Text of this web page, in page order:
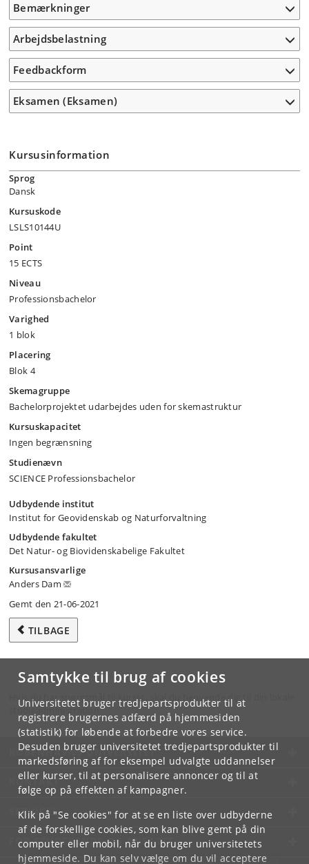
Samtykke til brug af cookies
Universitetet bruger tredjepartsprodukter til at
registrere brugernes adfærd på hjemmesiden
(statistik) for løbende at forbedre vores service.
Desuden bruger universitetet tredjepartsprodukter til
markedsføring af for eksempel udvalgte uddannelser
eller kurser, til at personalisere annoncer og til at
følge op på effekten af kampagner.
Klik på "Se cookies" for at se en liste over udbyderne
af de forskellige cookies, som kan blive gemt på din
computer eller mobil, når du bruger universitetets
hjemmeside. Du kan selv vælge om du vil acceptere
Bemærkninger
Arbejdsbelastning
Feedbackform
Eksamen (Eksamen)
Kursusinformation
Sprog
Dansk
Kursuskode
LSLS10144U
Point
15 ECTS
Niveau
Professionsbachelor
Varighed
1 blok
Placering
Blok 4
Skemagruppe
Bachelorprojektet udarbejdes uden for skemastruktur
Kursuskapacitet
Ingen begrænsning
Studienævn
SCIENCE Professionsbachelor
Udbydende institut
Institut for Geovidenskab og Naturforvaltning
Udbydende fakultet
Det Natur- og Biovidenskabelige Fakultet
Kursusansvarlige
Anders Dam
Gemt den 21-06-2021
TILBAGE
Hvis du har spørgsmål til kurset, skal du henvende dig til din lokale
studieadministration.
KØBENHAVNS UNIVERSITET
KONTAKT
SERVICES
FOR STUDERENDE OG ANSATTE